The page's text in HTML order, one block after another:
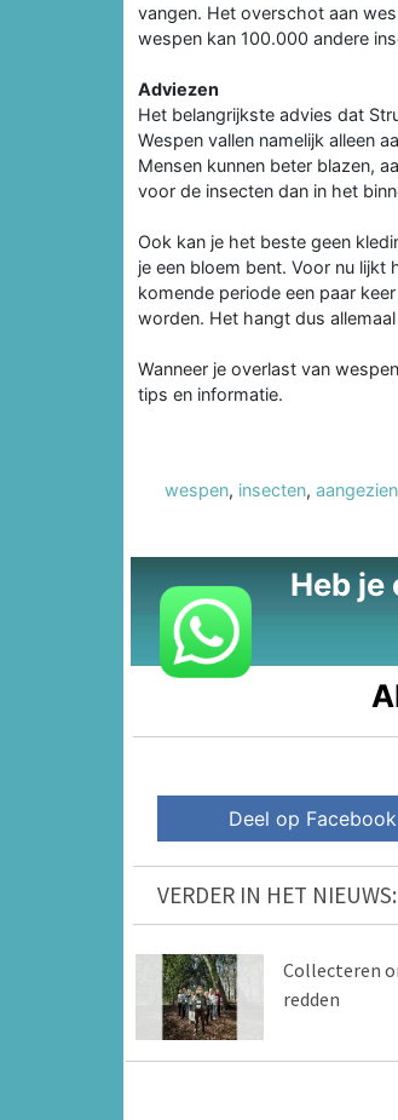
vangen. Het overschot aan
wespen kan 100.000 andere
Adviezen
Het belangrijkste advies dat
Wespen vallen namelijk alleen
Mensen kunnen beter blazen,
voor de insecten dan in het
Ook kan je het beste geen
je een bloem bent. Voor nu
komende periode een paar
worden. Het hangt dus
Wanneer je overlast van
tips en informatie.
wespen, insecten, aangezien
Heb je
Deel op Facebook
VERDER IN HET NIEUWS:
Collecteren
redden